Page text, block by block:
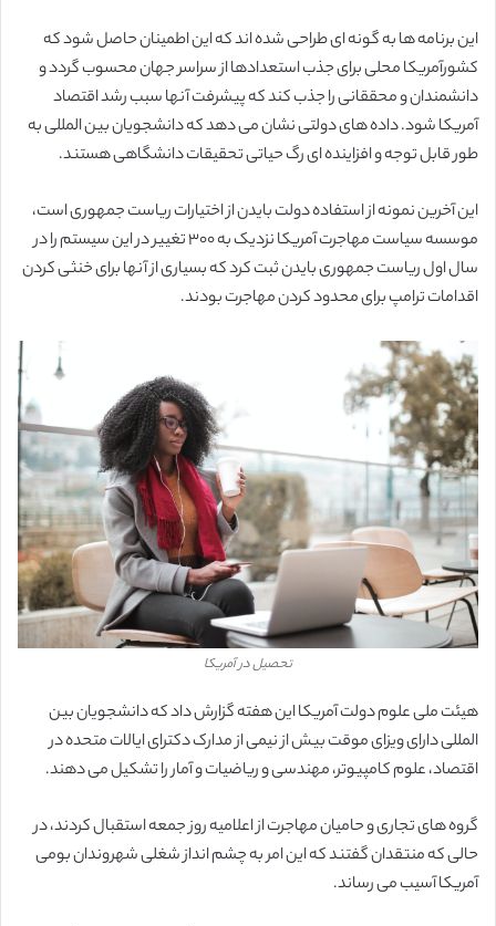
این برنامه ها به گونه ای طراحی شده اند که این اطمینان حاصل شود که
کشورآمریکا محلی برای جذب استعدادها از سراسر جهان محسوب گردد و
دانشمندان و محققانی را جذب کند که پیشرفت آنها سبب رشد اقتصاد
آمریکا شود. داده های دولتی نشان می دهد که دانشجویان بین المللی به
طور قابل توجه و افزاینده ای رگ حیاتی تحقیقات دانشگاهی هستند.
این آخرین نمونه از استفاده دولت بایدن از اختیارات ریاست جمهوری است،
موسسه سیاست مهاجرت آمریکا نزدیک به ۳۰۰ تغییر در این سیستم را در
سال اول ریاست جمهوری بایدن ثبت کرد که بسیاری از آنها برای خنثی کردن
اقدامات ترامپ برای محدود کردن مهاجرت بودند.
تحصیل در آمریکا
هیئت ملی علوم دولت آمریکا این هفته گزارش داد که دانشجویان بین
المللی دارای ویزای موقت بیش از نیمی از مدارک دکترای ایالات متحده در
اقتصاد، علوم کامپیوتر، مهندسی و ریاضیات و آمار را تشکیل می دهند.
گروه های تجاری و حامیان مهاجرت از اعلامیه روز جمعه استقبال کردند، در
حالی که منتقدان گفتند که این امر به چشم انداز شغلی شهروندان بومی
آمریکا آسیب می رساند.